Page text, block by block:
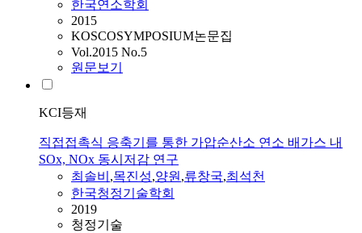
한국연소학회
2015
KOSCOSYMPOSIUM논문집
Vol.2015 No.5
원문보기
KCI등재
직접접촉식 응축기를 통한 가압순산소 연소 배가스 내
SOx, NOx 동시저감 연구
최솔비 ,목진성,양원,류창국,최석천
한국청정기술학회
2019
청정기술